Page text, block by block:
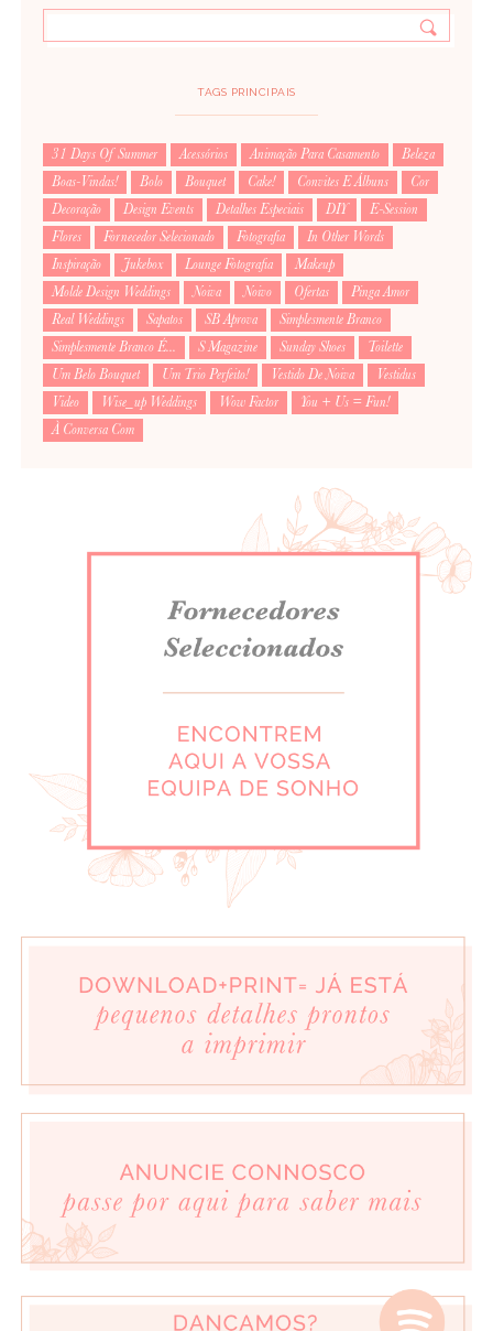
TAGS PRINCIPAIS
31 Days Of Summer Acessórios Animação Para Casamento
Beleza
Boas-Vindas!
Bolo Bouquet Cake! Convites E Álbuns
Cor
Decoração
Design Events Detalhes Especiais DIY
E-Session
Flores
Fornecedor Selecionado Fotografia
In Other Words
Inspiração
Jukebox Lounge Fotografia
Makeup
Molde Design Weddings
Noiva Noivo Ofertas
Pinga Amor
Real Weddings
Sapatos SB Aprova
Simplesmente Branco
Simplesmente Branco É...
S Magazine Sunday Shoes
Toilette
Um Belo Bouquet
Um Trio Perfeito! Vestido De Noiva
Vestidus
Video
Wise_up Weddings Wow Factor
You + Us = Fun!
À Conversa Com